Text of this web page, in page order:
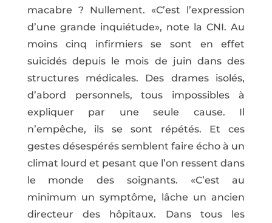
macabre ? Nullement. «C’est l’expression
d’une grande inquiétude», note la CNI. Au
moins cinq infirmiers se sont en effet
suicidés depuis le mois de juin dans des
structures médicales. Des drames isolés,
d’abord personnels, tous impossibles à
expliquer par une seule cause. Il
n’empêche, ils se sont répétés. Et ces
gestes désespérés semblent faire écho à un
climat lourd et pesant que l’on ressent dans
le monde des soignants. «C’est au
minimum un symptôme, lâche un ancien
directeur des hôpitaux. Dans tous les